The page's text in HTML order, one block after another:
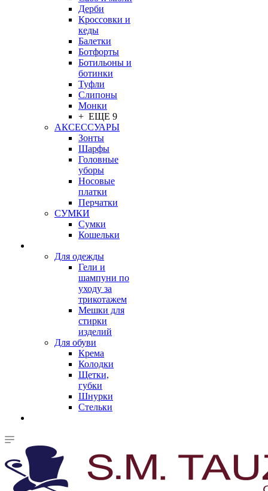
Дерби
Кроссовки и
кеды
Балетки
Ботфорты
Ботильоны и
ботинки
Туфли
Слипоны
Монки
+ ЕЩЕ 9
АКСЕССУАРЫ
Зонты
Шарфы
Головные
уборы
Носовые
платки
Перчатки
СУМКИ
Сумки
Кошельки
Для одежды
Гели и
шампуни по
уходу за
трикотажем
Мешки для
стирки
изделий
Для обуви
Крема
Колодки
Щетки,
губки
Шнурки
Стельки